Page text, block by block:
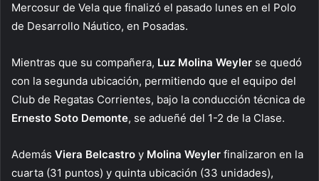
Mercosur de Vela que finalizó el pasado lunes en el Polo
de Desarrollo Náutico, en Posadas.
Mientras que su compañera, Luz Molina Weyler se quedó
con la segunda ubicación, permitiendo que el equipo del
Club de Regatas Corrientes, bajo la conducción técnica de
Ernesto Soto Demonte, se adueñé del 1-2 de la Clase.
Además Viera Belcastro y Molina Weyler finalizaron en la
cuarta (31 puntos) y quinta ubicación (33 unidades),